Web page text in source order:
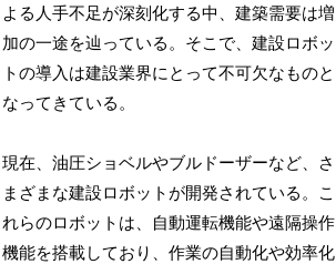
よる人手不足が深刻化する中、建築需要は増
加の一途を辿っている。そこで、建設ロボッ
トの導入は建設業界にとって不可欠なものと
なってきている。
現在、油圧ショベルやブルドーザーなど、さ
まざまな建設ロボットが開発されている。こ
れらのロボットは、自動運転機能や遠隔操作
機能を搭載しており、作業の自動化や効率化